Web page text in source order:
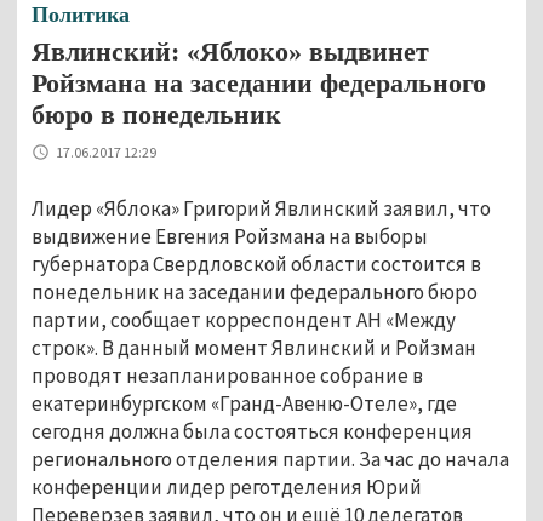
Политика
Явлинский: «Яблоко» выдвинет
Ройзмана на заседании федерального
бюро в понедельник
17.06.2017 12:29
Лидер «Яблока» Григорий Явлинский заявил, что
выдвижение Евгения Ройзмана на выборы
губернатора Свердловской области состоится в
понедельник на заседании федерального бюро
партии, сообщает корреспондент АН «Между
строк». В данный момент Явлинский и Ройзман
проводят незапланированное собрание в
екатеринбургском «Гранд-Авеню-Отеле», где
сегодня должна была состояться конференция
регионального отделения партии. За час до начала
конференции лидер реготделения Юрий
Переверзев заявил, что он и ещё 10 делегатов